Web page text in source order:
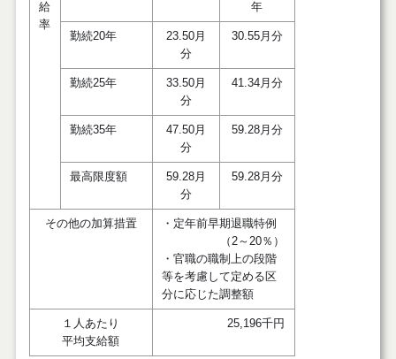
給
率
年
勤続20年
23.50月
分
30.55月分
勤続25年
33.50月
分
41.34月分
勤続35年
47.50月
分
59.28月分
最高限度額
59.28月
分
59.28月分
その他の加算措置
・定年前早期退職特例
（2～20％）
・官職の職制上の段階
等を考慮して定める区
分に応じた調整額
１人あたり
平均支給額
25,196千円